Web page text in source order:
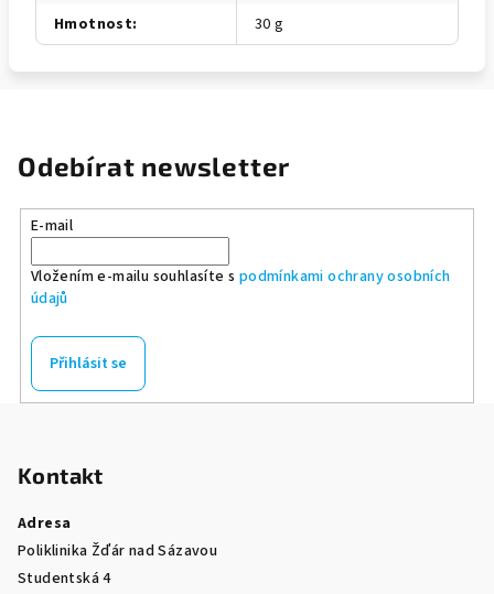
Hmotnost: 30 g
Odebírat newsletter
E-mail
Vložením e-mailu souhlasíte s podmínkami ochrany osobních
údajů
Přihlásit se
Kontakt
Adresa
Poliklinika Žďár nad Sázavou
Studentská 4